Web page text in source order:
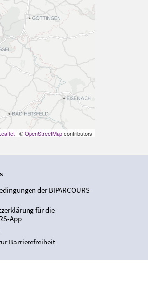
| ©OpenStreetMapcontributors
der BIPARCOURS-
für die
App
Barrierefreiheit